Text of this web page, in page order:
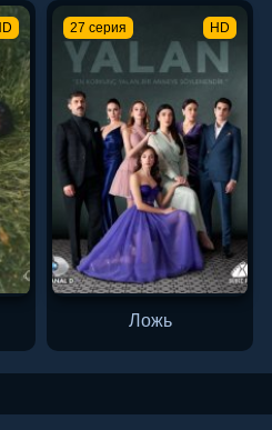
27 серия HD
Ложь